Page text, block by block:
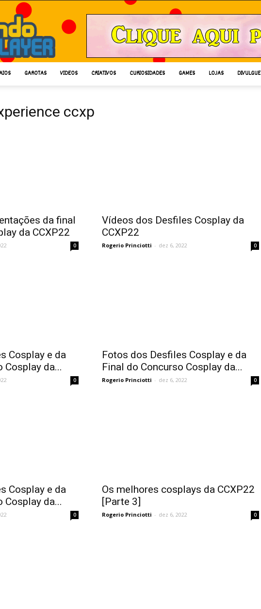
GAROTAS VIDEOS CRIATIVOS CURIOSIDADES GAMES LOJAS DIVULGUE
ccxp
da final
da CCXP22
0
Vídeos dos Desfiles Cosplay da
CCXP22
Rogerio Princiotti - dez 6, 2022 0
Cosplay e da
Cosplay da...
0
Fotos dos Desfiles Cosplay e da
Final do Concurso Cosplay da...
Rogerio Princiotti - dez 6, 2022 0
Cosplay e da
Cosplay da...
0
Os melhores cosplays da CCXP22
[Parte 3]
Rogerio Princiotti - dez 6, 2022 0